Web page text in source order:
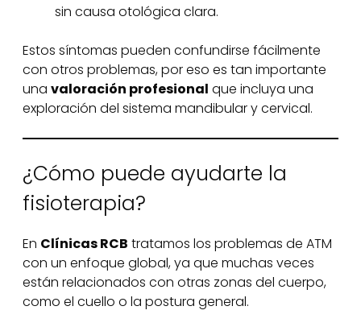
sin causa otológica clara.
Estos síntomas pueden confundirse fácilmente
con otros problemas, por eso es tan importante
una valoración profesional que incluya una
exploración del sistema mandibular y cervical.
¿Cómo puede ayudarte la
fisioterapia?
En Clínicas RCB tratamos los problemas de ATM
con un enfoque global, ya que muchas veces
están relacionados con otras zonas del cuerpo,
como el cuello o la postura general.